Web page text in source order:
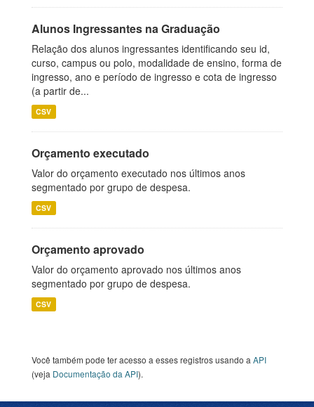
Alunos Ingressantes na Graduação
Relação dos alunos ingressantes identificando seu id,
curso, campus ou polo, modalidade de ensino, forma de
ingresso, ano e período de ingresso e cota de ingresso
(a partir de...
CSV
Orçamento executado
Valor do orçamento executado nos últimos anos
segmentado por grupo de despesa.
CSV
Orçamento aprovado
Valor do orçamento aprovado nos últimos anos
segmentado por grupo de despesa.
CSV
Você também pode ter acesso a esses registros usando a API
(veja Documentação da API).